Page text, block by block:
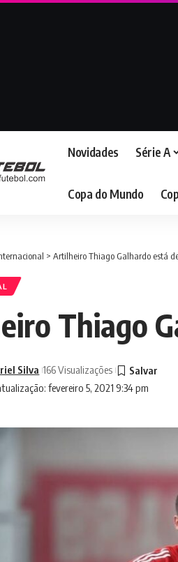
Novidades Série A
Copa do Mundo
> Artilheiro Thiago Galhardo está
Thiago
fevereiro 5, 2021 9:34 pm
Silva 166 Visualizações